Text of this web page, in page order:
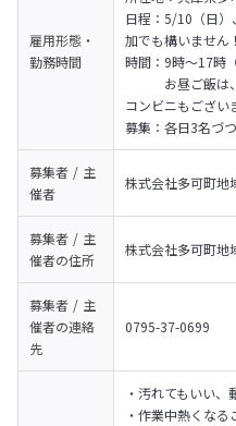
雇用形態・
勤務時間
日程：5/10（日
加でも構いません！
時間：9時～17時
お昼ご飯は、
コンビニもござい
募集：各日3名づつ
募集者 / 主
催者
株式会社多可町地
募集者 / 主
催者の住所
株式会社多可町地
募集者 / 主
催者の連絡
先
0795-37-0699
・汚れてもいい
・作業中熱くな